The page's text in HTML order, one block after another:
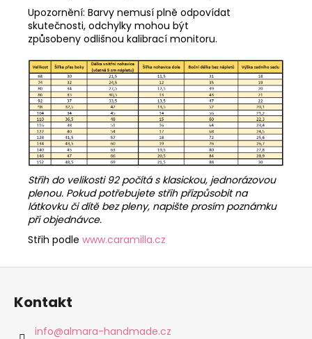
Upozornění: Barvy nemusí plně odpovídat
skutečnosti, odchylky mohou být
způsobeny odlišnou kalibrací monitoru.
Střih do velikosti 92 počítá s klasickou, jednorázovou
plenou. Pokud potřebujete střih přizpůsobit na
látkovku či dítě bez pleny, napište prosím poznámku
při objednávce.
Střih podle www.caramilla.cz
Z
Kontakt
info@almara-handmade.cz